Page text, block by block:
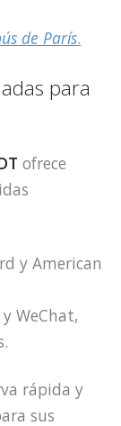
de París.
para
ofrece
y American
y WeChat,
rápida y
sus